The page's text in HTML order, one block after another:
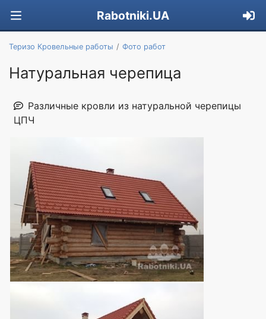
Rabotniki.UA
Теризо Кровельные работы Фото работ
Натуральная черепица
Различные кровли из натуральной черепицы
ЦПЧ